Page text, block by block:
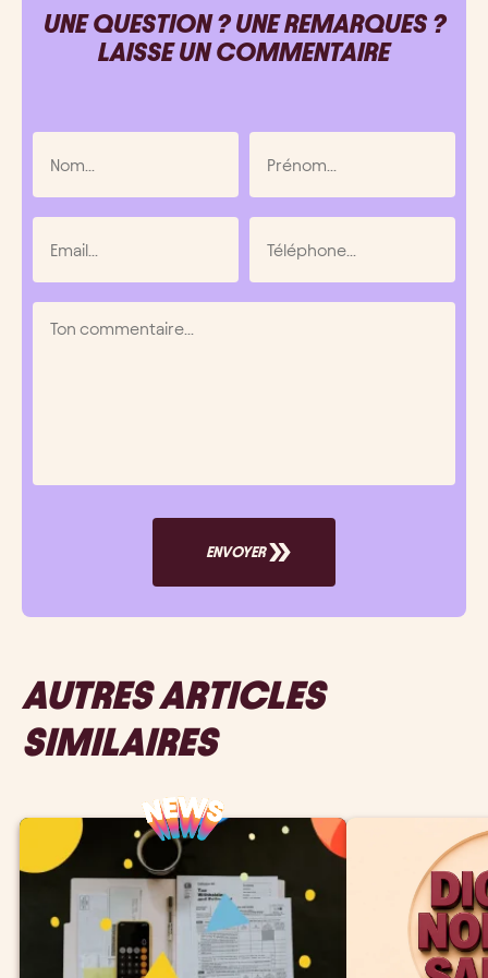
UNE QUESTION ? UNE REMARQUES ?
LAISSE UN COMMENTAIRE
ENVOYER
AUTRES ARTICLES
SIMILAIRES